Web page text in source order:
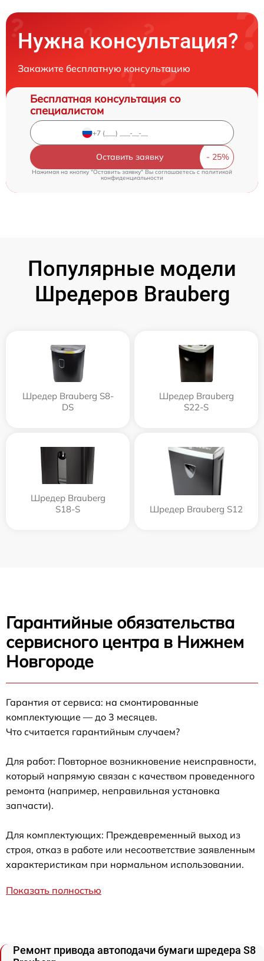
Нужна консультация?
Закажите бесплатную консультацию
Бесплатная консультация со
специалистом
Оставить заявку
Нажимая на кнопку "Оставить заявку" Вы соглашаетесь c политикой
конфиденциальности
Популярные модели
Шредеров Brauberg
Шредер Brauberg S8-
DS
Шредер Brauberg
S22-S
Шредер Brauberg
S18-S
Шредер Brauberg S12
Гарантийные обязательства
сервисного центра в Нижнем
Новгороде
Гарантия от сервиса: на смонтированные
комплектующие — до 3 месяцев.
Что считается гарантийным случаем?
Для работ: Повторное возникновение неисправности,
который напрямую связан с качеством проведенного
ремонта (например, неправильная установка
запчасти).
Для комплектующих: Преждевременный выход из
строя, отказ в работе или несоответствие заявленным
характеристикам при нормальном использовании.
Показать полностью
Ремонт привода автоподачи бумаги шредера S8